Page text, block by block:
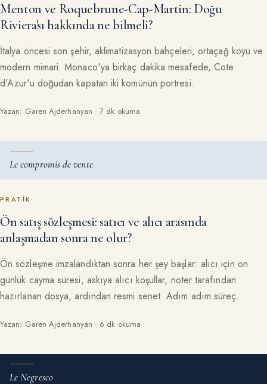
Menton ve Roquebrune-Cap-Martin: Doğu
Riviera'sı hakkında ne bilmeli?
İtalya öncesi son şehir, aklimatizasyon bahçeleri, ortaçağ köyü ve
modern mimari: Monaco'ya birkaç dakika mesafede, Cote
d'Azur'u doğudan kapatan iki komünün portresi.
Yazan: Garen Ajderhanyan · 7 dk okuma
Le compromis de vente
PRATIK
Ön satış sözleşmesi: satıcı ve alıcı arasında
anlaşmadan sonra ne olur?
Ön sözleşme imzalandıktan sonra her şey başlar: alıcı için on
günlük cayma süresi, askıya alıcı koşullar, noter tarafından
hazırlanan dosya, ardından resmi senet. Adım adım süreç.
Yazan: Garen Ajderhanyan · 6 dk okuma
Le Negresco